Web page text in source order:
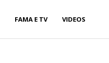
FAMA E TV VIDEOS